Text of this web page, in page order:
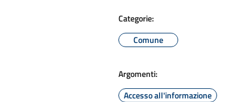
Categorie:
Comune
Argomenti:
Accesso all'informazione